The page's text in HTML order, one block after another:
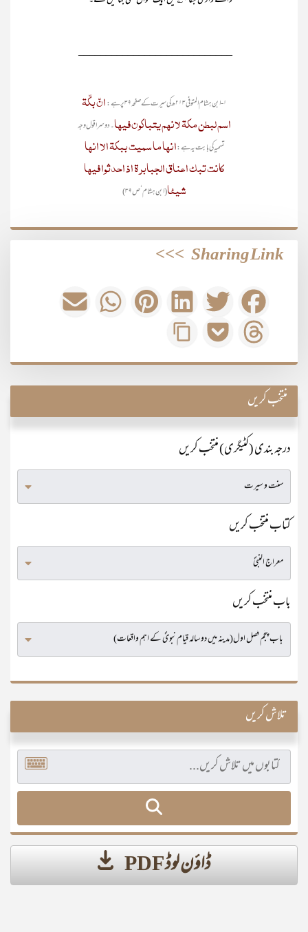
____________________________
۱- ابن ہشام المتوفی ۲۱۳ھ کی سیرت کے صفحہ ۳۹ پر ہے:
انّ بکّۃ
اسم لبطن مکۃ لانھم یتباکون فیھا۔ دوسرا قو ل وجہ
تسمیہ کی بابت یہ ہے:انھا ما سمیت ببکۃ الا انھا
کانت تبک اعناق الجبابرۃ اذ احدثوا فیھا
شیئا(ابن ہشام‘ ص ۳۹)
Sharing Link
>>>
منتخب کریں
درجہ بندی (کٹیگری) منتخب کریں
کتاب منتخب کریں
باب منتخب کریں
تلاش کریں
ڈاؤن لوڈ PDF